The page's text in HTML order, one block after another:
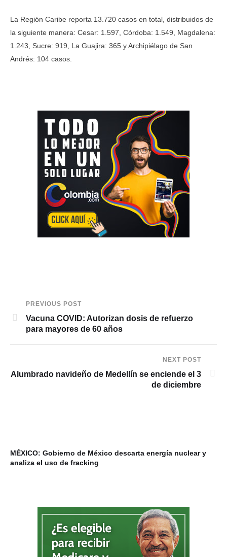
La Región Caribe reporta 13.720 casos en total, distribuidos de
la siguiente manera: Cesar: 1.597, Córdoba: 1.549, Magdalena:
1.243, Sucre: 919, La Guajira: 365 y Archipiélago de San
Andrés: 104 casos.
PREVIOUS POST
Vacuna COVID: Autorizan dosis de refuerzo
para mayores de 60 años
NEXT POST
Alumbrado navideño de Medellín se enciende el 3
de diciembre
MÉXICO: Gobierno de México descarta energía nuclear y
analiza el uso de fracking